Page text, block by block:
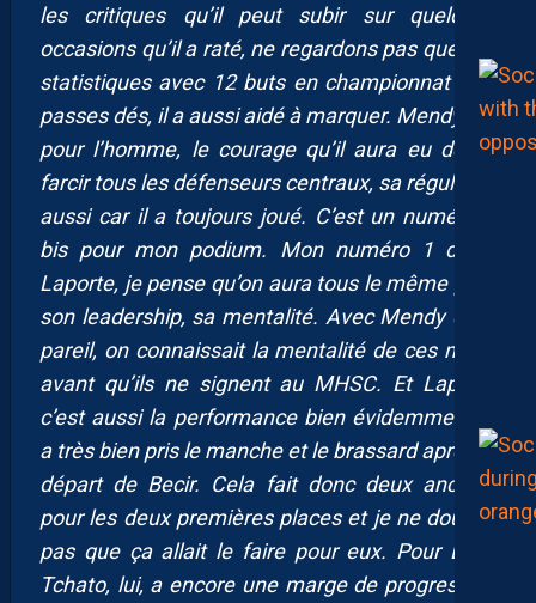
les critiques qu’il peut subir sur quelques
occasions qu’il a raté, ne regardons pas que ses
statistiques avec 12 buts en championnat et 5
passes dés, il a aussi aidé à marquer. Mendy est
pour l’homme, le courage qu’il aura eu de se
farcir tous les défenseurs centraux, sa régularité
aussi car il a toujours joué. C’est un numéro 1
bis pour mon podium. Mon numéro 1 donc,
Laporte, je pense qu’on aura tous le même pour
son leadership, sa mentalité. Avec Mendy c’est
pareil, on connaissait la mentalité de ces mecs
avant qu’ils ne signent au MHSC. Et Laporte
c’est aussi la performance bien évidemment. Il
a très bien pris le manche et le brassard après le
départ de Becir. Cela fait donc deux anciens
pour les deux premières places et je ne doutais
pas que ça allait le faire pour eux. Pour Enzo
Tchato, lui, a encore une marge de progression